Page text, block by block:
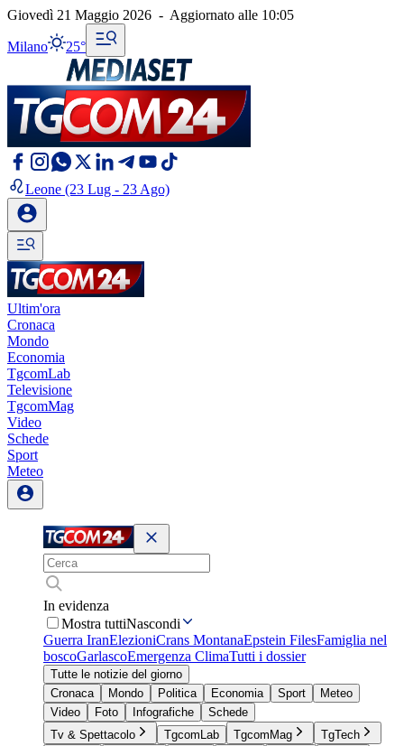
Giovedì 21 Maggio 2026 - Aggiornato alle 10:05
Milano 25°
Leone (23 Lug - 23 Ago)
Ultim'ora
Cronaca
Mondo
Economia
TgcomLab
Televisione
TgcomMag
Video
Schede
Sport
Meteo
In evidenza
Mostra tuttiNascondi
Guerra IranElezioniCrans MontanaEpstein FilesFamiglia nel
boscoGarlascoEmergenza ClimaTutti i dossier
Tutte le notizie del giorno
Cronaca
Mondo Politica Economia Sport
Meteo
Video
Foto Infografiche
Schede
Tv & Spettacolo
TgcomLab TgcomMag
TgTech